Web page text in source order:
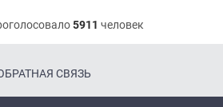
5911 человек
СВЯЗЬ